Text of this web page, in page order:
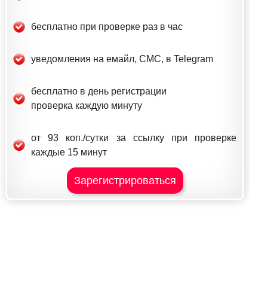
бесплатно при проверке раз в час
уведомления на емайл, СМС, в Telegram
бесплатно в день регистрации
проверка каждую минуту
от 93 коп./сутки за ссылку при проверке
каждые 15 минут
Зарегистрироваться